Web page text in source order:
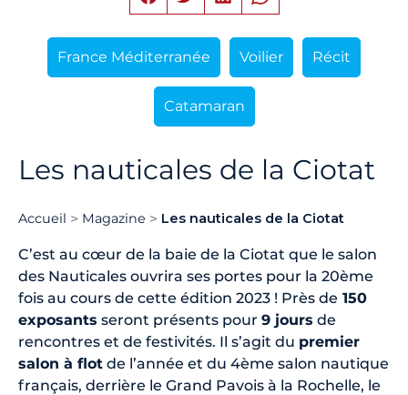
France Méditerranée Voilier Récit
Catamaran
Les nauticales de la Ciotat
Accueil Magazine Les nauticales de la Ciotat
C’est au cœur de la baie de la Ciotat que le salon
des Nauticales ouvrira ses portes pour la 20ème
fois au cours de cette édition 2023 ! Près de 150
exposants seront présents pour 9 jours de
rencontres et de festivités. Il s’agit du premier
salon à flot de l’année et du 4ème salon nautique
français, derrière le Grand Pavois à la Rochelle, le